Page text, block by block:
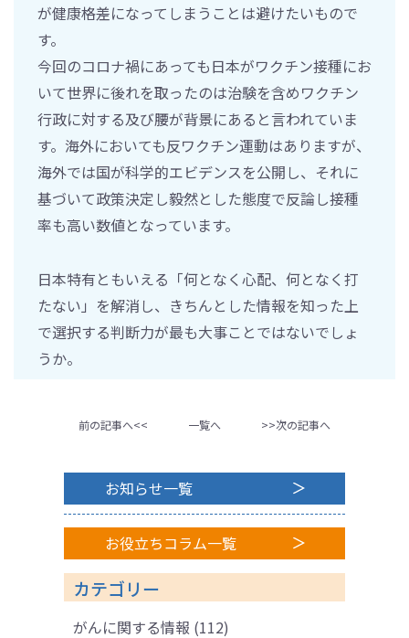
が健康格差になってしまうことは避けたいもので
す。
今回のコロナ禍にあっても日本がワクチン接種にお
いて世界に後れを取ったのは治験を含めワクチン
行政に対する及び腰が背景にあると言われていま
す。海外においても反ワクチン運動はありますが、
海外では国が科学的エビデンスを公開し、それに
基づいて政策決定し毅然とした態度で反論し接種
率も高い数値となっています。
日本特有ともいえる「何となく心配、何となく打
たない」を解消し、きちんとした情報を知った上
で選択する判断力が最も大事ことではないでしょ
うか。
前の記事へ<< 一覧へ >>次の記事へ
お知らせ一覧
お役立ちコラム一覧
カテゴリー
がんに関する情報 (112)